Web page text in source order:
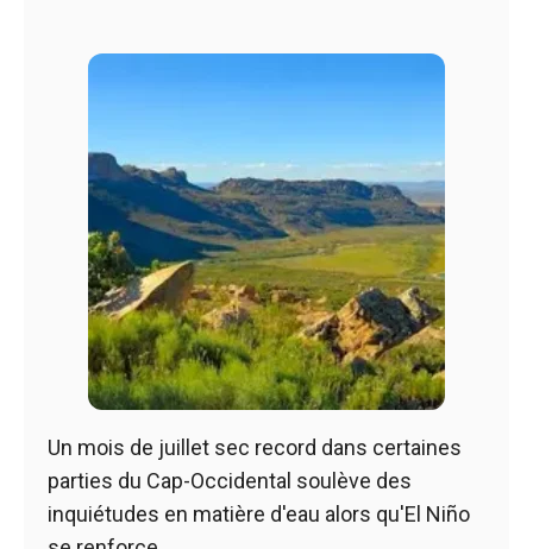
Un mois de juillet sec record dans certaines
parties du Cap-Occidental soulève des
inquiétudes en matière d'eau alors qu'El Niño